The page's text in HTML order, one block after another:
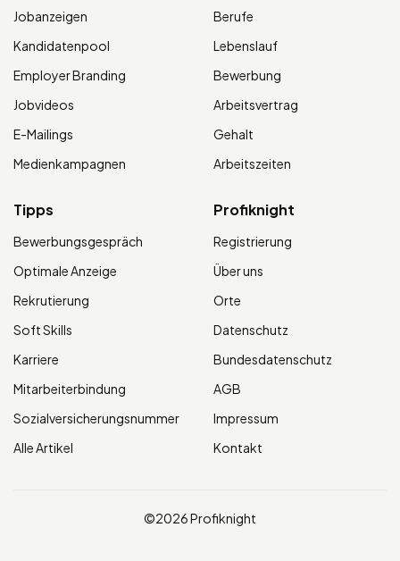
Jobanzeigen
Kandidatenpool
Employer Branding
Jobvideos
E-Mailings
Medienkampagnen
Berufe
Lebenslauf
Bewerbung
Arbeitsvertrag
Gehalt
Arbeitszeiten
Tipps
Bewerbungsgespräch
Optimale Anzeige
Rekrutierung
Soft Skills
Karriere
Mitarbeiterbindung
Sozialversicherungsnummer
Alle Artikel
Profiknight
Registrierung
Über uns
Orte
Datenschutz
Bundesdatenschutz
AGB
Impressum
Kontakt
©2026 Profiknight